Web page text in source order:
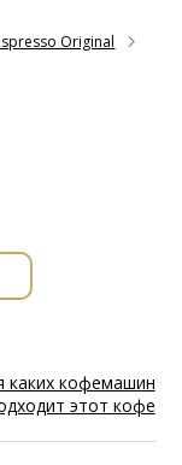
Original
каких кофемашин
этот кофе